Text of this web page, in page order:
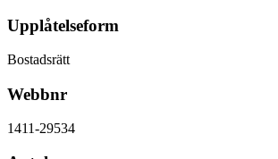
Upplåtelseform
Bostadsrätt
Webbnr
1411-29534